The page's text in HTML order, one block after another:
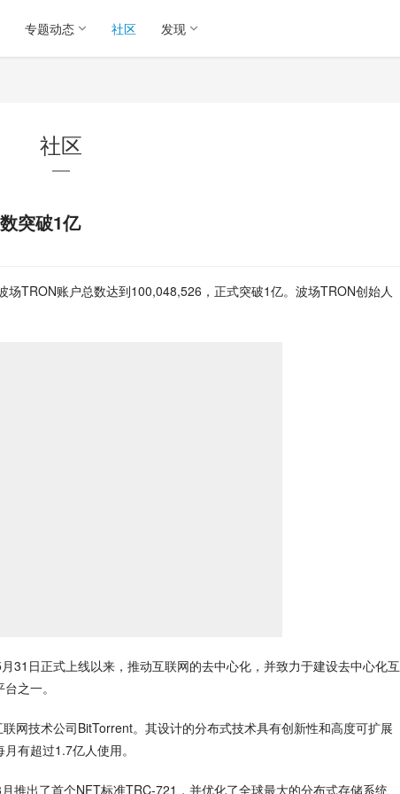
专题动态 社区 发现
社区
突破1亿
TRON账户总数达到100,048,526，正式突破1亿。波场TRON创始人
31日正式上线以来，推动互联网的去中心化，并致力于建设去中心化互
之一。
网技术公司BitTorrent。其设计的分布式技术具有创新性和高度可扩展
有超过1.7亿人使用。
推出了首个NFT标准TRC-721，并优化了全球最大的分布式存储系统